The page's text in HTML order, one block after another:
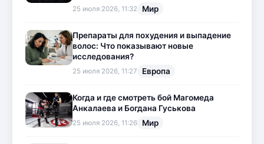
25 июля 2026, 11:32 Мир
Препараты для похудения и выпадение
волос: Что показывают новые
исследования?
25 июля 2026, 11:27 Европа
Когда и где смотреть бой Магомеда
Анкалаева и Богдана Гуськова
25 июля 2026, 11:26 Мир